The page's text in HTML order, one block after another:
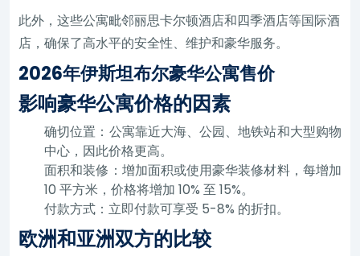
此外，这些公寓毗邻丽思卡尔顿酒店和四季酒店等国际酒
店，确保了高水平的安全性、维护和豪华服务。
2026年伊斯坦布尔豪华公寓售价
影响豪华公寓价格的因素
确切位置：公寓靠近大海、公园、地铁站和大型购物
中心，因此价格更高。
面积和装修：增加面积或使用豪华装修材料，每增加
10 平方米，价格将增加 10% 至 15%。
付款方式：立即付款可享受 5-8% 的折扣。
欧洲和亚洲双方的比较